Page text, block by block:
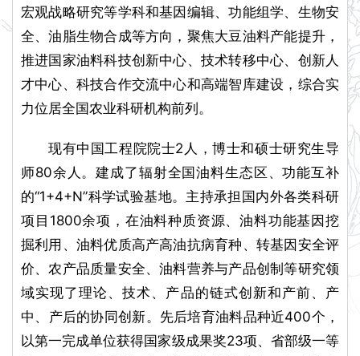
宏观战略研究等学科和基因编辑、功能组学、生物安
全、油脂生物合成等方向，聚焦大豆油料产能提升，
推进国家油料科技创新中心、技术转移中心、创新人
才中心、科技合作交流中心和高端智库建设，综合实
力位居全国农业科研机构前列。
现有中国工程院院士2人，博士和硕士研究生导
师80余人。建成了辐射全国油料生态区、功能互补
的“1+4+N”科学试验基地。主持承担国内外各类科研
项目1800余项，在油料种质资源、油料功能基因挖
掘利用、油料优质高产高油抗病育种、转基因安全评
价、农产品质量安全、油料营养与产品创制等研究领
域实现了理论、技术、产品的链式创新和产前、产
中、产后的协同创新。先后培育油料品种近400个，
以第一完成单位获得国家级成果奖23项、省部级一等